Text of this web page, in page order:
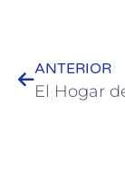
ANTERIOR